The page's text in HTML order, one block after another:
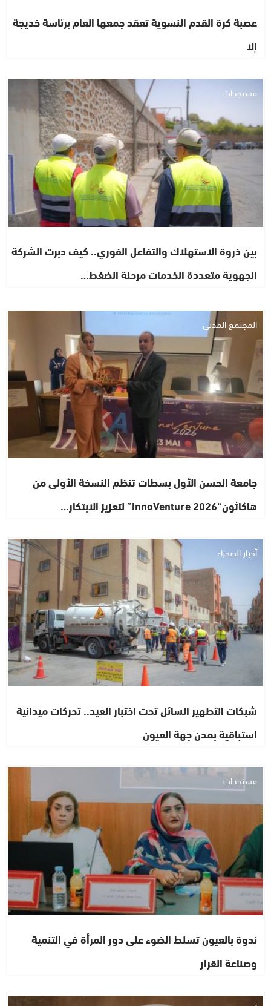
عصبة كرة القدم النسوية تعقد جمعها العام برئاسة خديجة
إلا
مستجدات
بين ذروة الاستهلاك والتفاعل الفوري.. كيف دبرت الشركة
الجهوية متعددة الخدمات مرحلة الضغط…
المجتمع المدني
جامعة الحسن الأول بسطات تنظم النسخة الأولى من
هاكاثون“InnoVenture 2026” لتعزيز الابتكار…
أخبار الصحراء
شبكات التطهير السائل تحت اختبار العيد.. تحركات ميدانية
استباقية بمدن جهة العيون
مستجدات
ندوة بالعيون تسلط الضوء على دور المرأة في التنمية
وصناعة القرار